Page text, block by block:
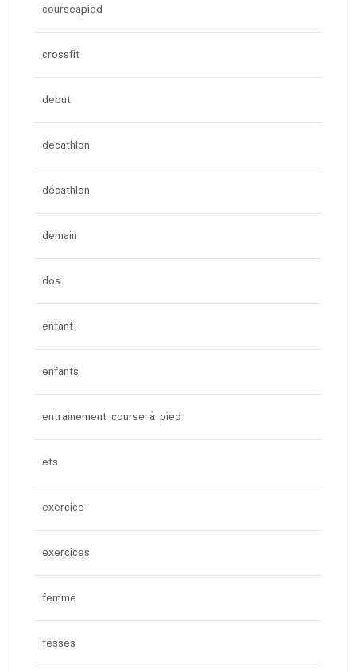
courseapied
crossfit
debut
decathlon
décathlon
demain
dos
enfant
enfants
entrainement course à pied
ets
exercice
exercices
femme
fesses